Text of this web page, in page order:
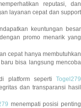
reputasi, dan
layanan cepat dan support
keuntungan besar
promo menarik yang
cepat hanya membutuhkan
bisa langsung mencoba
platform seperti Togel279
dan transparansi hasil
menempati posisi penting